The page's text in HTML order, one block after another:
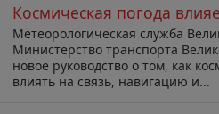
Космическая погода
Метеорологическая служба
Министерство транспорта
новое руководство о том, как
влиять на связь, навигацию и...